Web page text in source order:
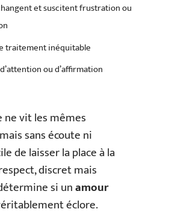
et suscitent frustration ou
traitement inéquitable
ou d’affirmation
ne vit les mêmes
sans écoute ni
de laisser la place à la
discret mais
si unamour
éclore.